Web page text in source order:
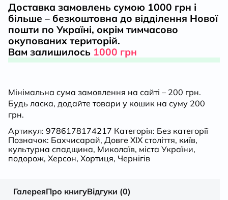
в
XVIII
Подорожі
фон
(переклад
Доставка замовлень сумою 1000 грн і
більше – безкоштовна до відділення Нової
пошти по Україні, окрім тимчасово
окупованих територій.
Вам залишилось 1000 грн
Мінімальна сума замовлення на сайті – 200 грн.
Будь ласка, додайте товари у кошик на суму 200
грн.
Артикул: 9786178174217 Категорія: Без категорії
Позначок: Бахчисарай, Довге ХІХ століття, київ,
культурна спадщина, Миколаїв, міста України,
подорож, Херсон, Хортиця, Чернігів
ГалереяПро книгуВідгуки (0)